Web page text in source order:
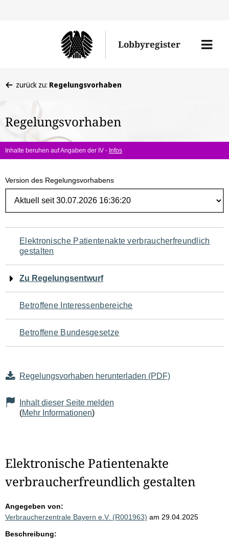
Lobbyregister
Menü
befinden
hier:
zurück zu: Regelungsvorhaben
Regelungsvorhaben
Inhalte beruhen auf Angaben der IV - Infos
Version des Regelungsvorhabens
Navigation
für
den
Seiteninhalt
Elektronische Patientenakte verbraucherfreundlich
gestalten
Zu Regelungsentwurf
Betroffene Interessenbereiche
Betroffene Bundesgesetze
Regelungsvorhaben herunterladen (PDF)
Inhalt dieser Seite melden
(Mehr Informationen)
Elektronische Patientenakte
verbraucherfreundlich gestalten
Angegeben von:
Verbraucherzentrale Bayern e.V. (R001963) am 29.04.2025
Beschreibung: